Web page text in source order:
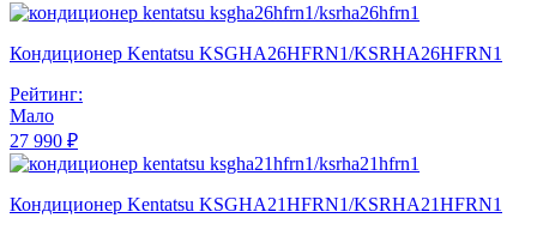
Кондиционер Kentatsu KSGHA26HFRN1/KSRHA26HFRN1
Рейтинг:
Мало
27 990 ₽
Кондиционер Kentatsu KSGHA21HFRN1/KSRHA21HFRN1